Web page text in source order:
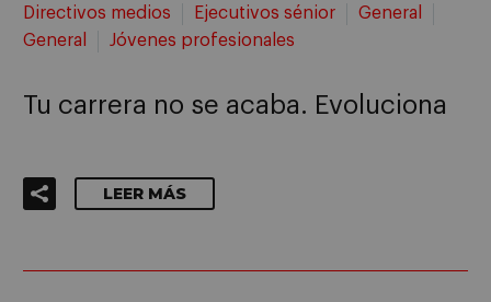
Directivos medios
Ejecutivos sénior
General
General
Jóvenes profesionales
Tu carrera no se acaba. Evoluciona
LEER MÁS